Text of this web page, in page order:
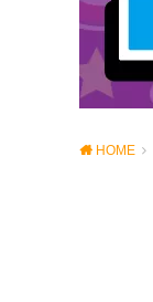
HOME